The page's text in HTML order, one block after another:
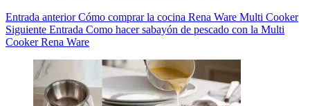
Entrada anteriorCómo comprar la cocina Rena Ware Multi Cooker
Siguiente Entrada Como hacer sabayón de pescado con la Multi
Cooker Rena Ware